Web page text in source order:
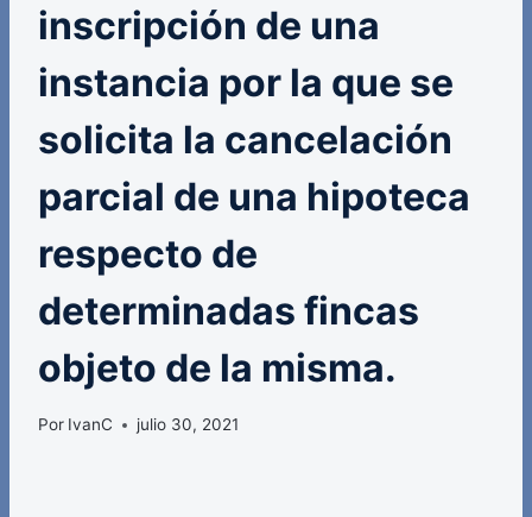
inscripción de una
instancia por la que se
solicita la cancelación
parcial de una hipoteca
respecto de
determinadas fincas
objeto de la misma.
Por IvanC julio 30, 2021